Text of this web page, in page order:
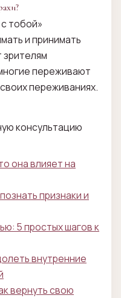
тобой»
и принимать
зрителям
переживают
переживаниях.
консультацию
она влияет на
признаки и
5 простых шагов к
внутренние
вернуть свою